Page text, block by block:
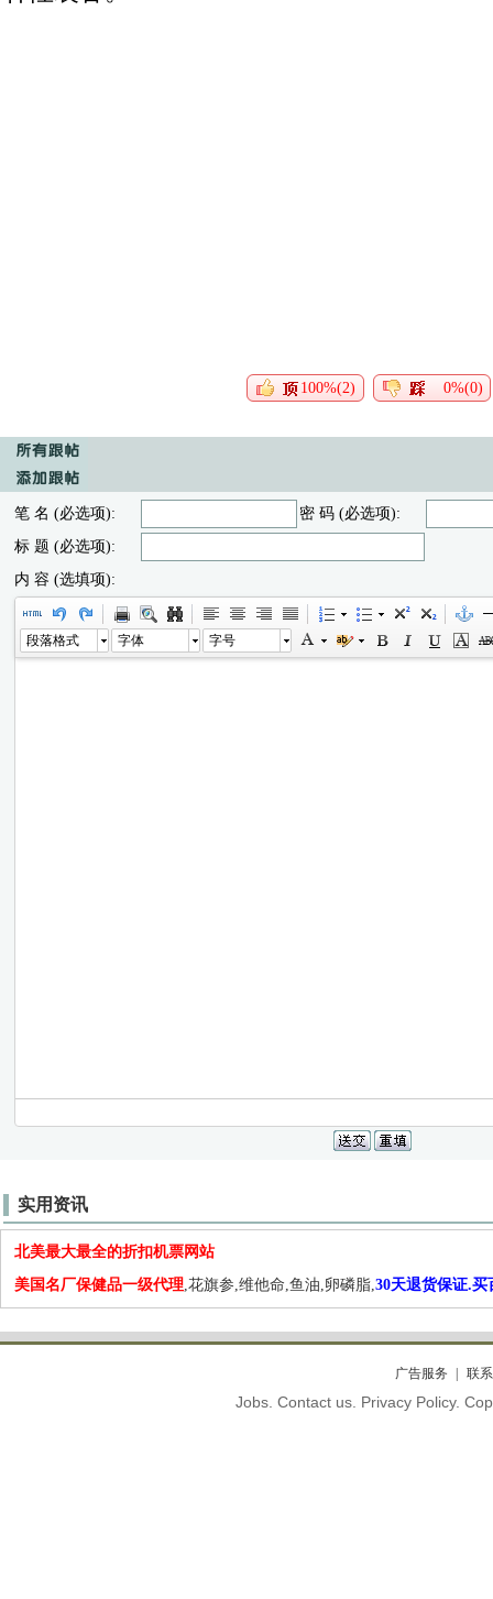
100%(2) 0%(0)
笔 名 (必选项):
密 码 (必选项):
标 题 (必选项):
内 容 (选填项):
段落格式 字体 字号
实用资讯
北美最大最全的折扣机票网站
美国名厂保健品一级代理,花旗参,维他命,鱼油,卵磷脂,30天退货保证.买
广告服务 联
Jobs. Contact us. Privacy Policy.